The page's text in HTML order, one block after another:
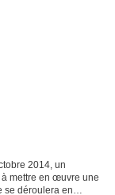
2014, un
mettre en œuvre une
se déroulera en